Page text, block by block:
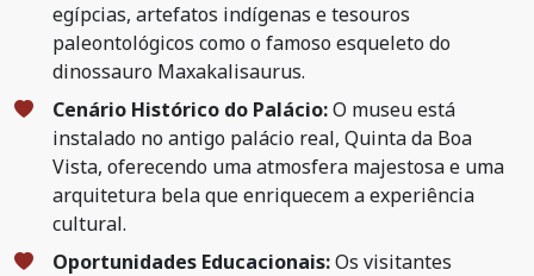
egípcias, artefatos indígenas e tesouros
paleontológicos como o famoso esqueleto do
dinossauro Maxakalisaurus.
Cenário Histórico do Palácio:O museu está
instalado no antigo palácio real, Quinta da Boa
Vista, oferecendo uma atmosfera majestosa e uma
arquitetura bela que enriquecem a experiência
cultural.
Oportunidades Educacionais:Os visitantes